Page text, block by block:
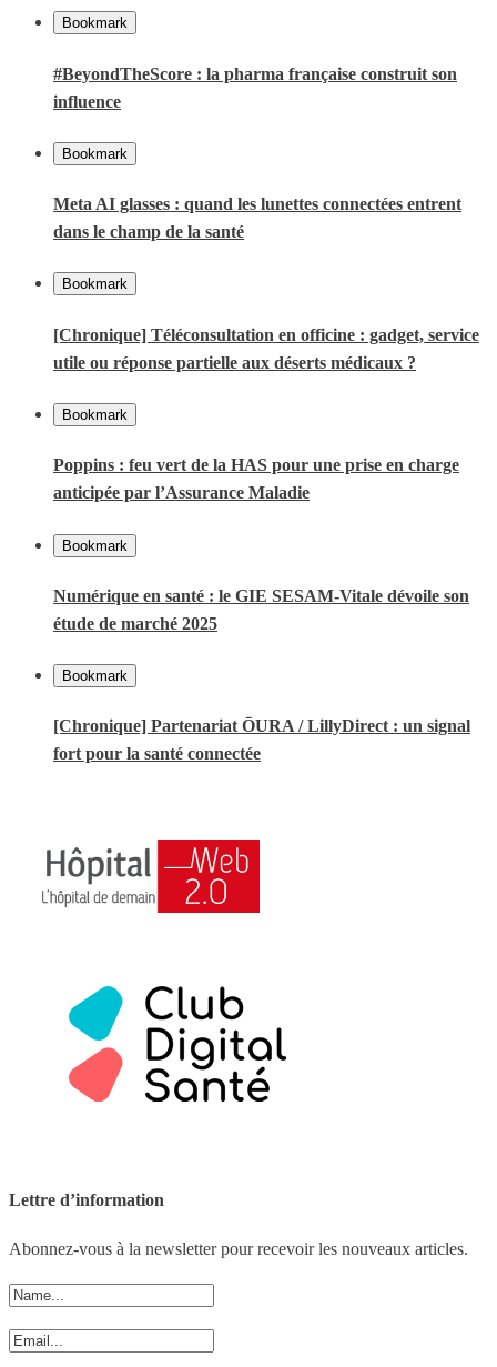
Bookmark
#BeyondTheScore : la pharma française construit son
influence
Bookmark
Meta AI glasses : quand les lunettes connectées entrent
dans le champ de la santé
Bookmark
[Chronique] Téléconsultation en officine : gadget, service
utile ou réponse partielle aux déserts médicaux ?
Bookmark
Poppins : feu vert de la HAS pour une prise en charge
anticipée par l’Assurance Maladie
Bookmark
Numérique en santé : le GIE SESAM-Vitale dévoile son
étude de marché 2025
Bookmark
[Chronique] Partenariat ŌURA / LillyDirect : un signal
fort pour la santé connectée
Lettre d’information
Abonnez-vous à la newsletter pour recevoir les nouveaux articles.